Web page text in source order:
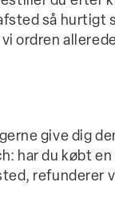
så hurtigt
ordren
give dig
har du købt
refunderer